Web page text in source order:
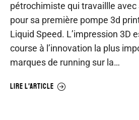
pétrochimiste qui travaillle avec
pour sa première pompe 3d
Liquid Speed. L’impression 3D
course à l’innovation la plus
marques de running sur la…
LIRE L'ARTICLE